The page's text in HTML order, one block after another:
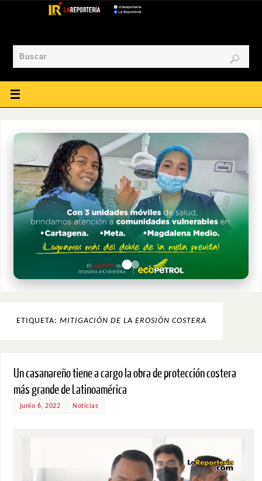
ETIQUETA: MITIGACIÓN DE LA EROSIÓN COSTERA
Un casanareño tiene a cargo la obra de protección costera
más grande de Latinoamérica
junio 6, 2022 Noticias